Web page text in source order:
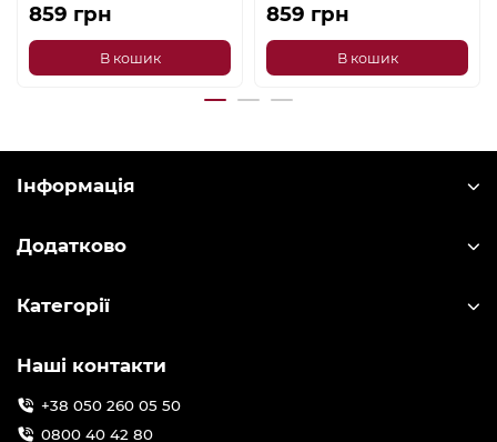
859 грн
В кошик
859 грн
В кошик
Інформація
Додатково
Категорії
Наші контакти
+38 050 260 05 50
0800 40 42 80